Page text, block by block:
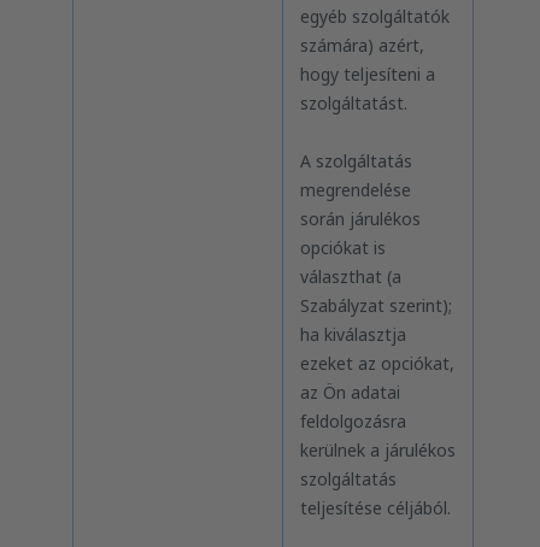
egyéb szolgáltatók
számára) azért,
hogy teljesíteni a
szolgáltatást.
A szolgáltatás
megrendelése
során járulékos
opciókat is
választhat (a
Szabályzat szerint);
ha kiválasztja
ezeket az opciókat,
az Ön adatai
feldolgozásra
kerülnek a járulékos
szolgáltatás
teljesítése céljából.